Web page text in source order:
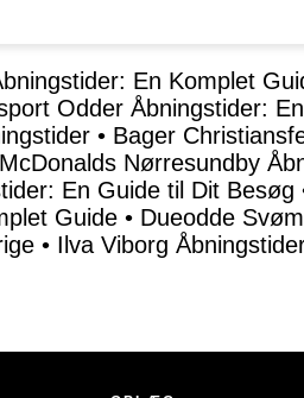
En Komplet
Odder Åbningstider:
• Bager
McDonalds Nørresundby
En Guide til Dit Besøg
Guide • Dueodde
• Ilva Viborg